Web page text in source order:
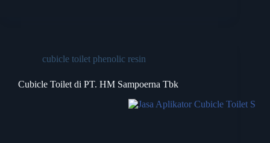
cubicle toilet phenolic resin
Cubicle Toilet di PT. HM Sampoerna Tbk